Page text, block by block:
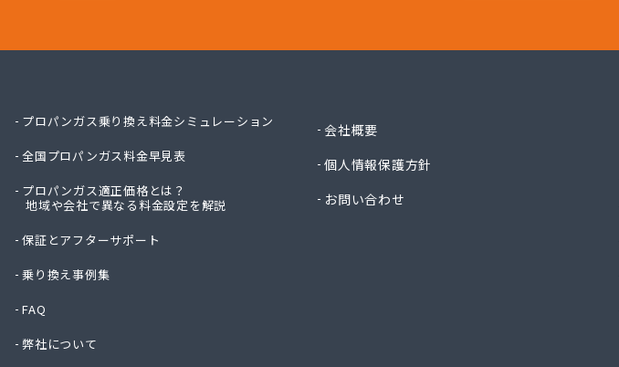
株式会社JAエルサポート 日光営業所
株式会社MIKANE
株式会社TOKAI 宇都宮支店
株式会社TOKAI 那須支店
プロパンガス乗り換え料金シミュレーション
全国プロパンガス料金早見表
プロパンガス適正価格とは？
地域や会社で異なる料金設定を解説
保証とアフターサポート
乗り換え事例集
FAQ
弊社について
会社概要
個人情報保護方針
お問い合わせ